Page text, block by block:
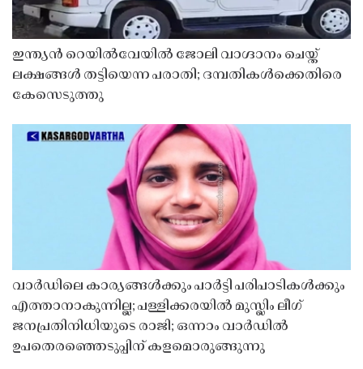
ഇന്ത്യൻ റെയിൽവേയിൽ ജോലി വാഗ്ദാനം ചെയ്ത്
ലക്ഷങ്ങൾ തട്ടിയെന്ന പരാതി; ദമ്പതികൾക്കെതിരെ
കേസെടുത്തു
വാർഡിലെ കാര്യങ്ങൾക്കും പാർട്ടി പരിപാടികൾക്കും
എത്താനാകുന്നില്ല; പള്ളിക്കരയിൽ മുസ്ലിം ലീഗ്
ജനപ്രതിനിധിയുടെ രാജി; ഒന്നാം വാർഡിൽ
ഉപതെരഞ്ഞെടുപ്പിന് കളമൊരുങ്ങുന്നു